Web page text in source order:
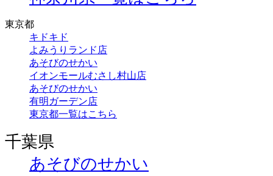
東京都
キドキド
よみうりランド店
あそびのせかい
イオンモールむさし村山店
あそびのせかい
有明ガーデン店
東京都一覧はこちら
千葉県
あそびのせかい